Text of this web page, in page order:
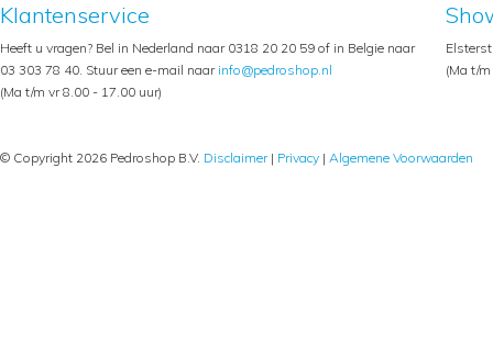
Klantenservice
Heeft u vragen? Bel in Nederland naar 0318 20 20 59 of in Belgie naar
03 303 78 40. Stuur een e-mail naar info@pedroshop.nl
(Ma t/m vr 8.00 - 17.00 uur)
(Ma t/
© Copyright 2026 Pedroshop B.V. Disclaimer| Privacy | Algemene Voorwaarden